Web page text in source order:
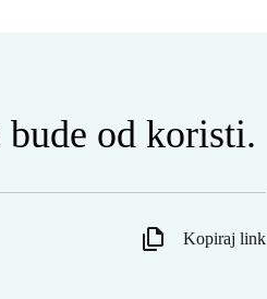
od koristi.
Kopiraj link